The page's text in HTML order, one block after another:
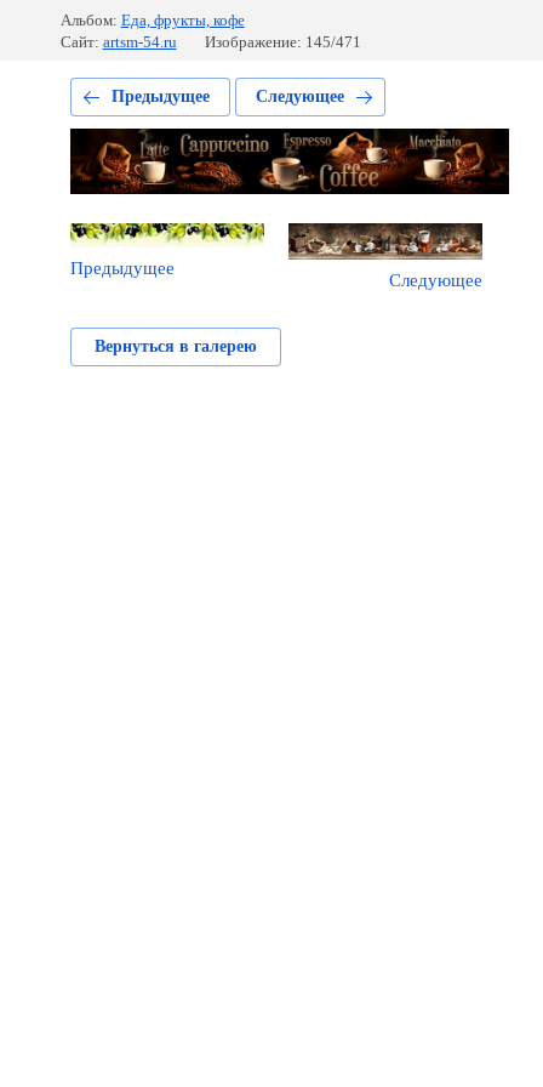
Альбом: Еда, фрукты, кофе
Сайт: artsm-54.ru Изображение: 145/471
Предыдущее Следующее
Предыдущее
Следующее
Вернуться в галерею